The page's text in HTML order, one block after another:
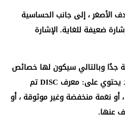
الأصغر ، إلى جانب الحساسية
ضعيفة للغاية. الإشارة
جدًا وبالتالي سيكون لها خصائص
متشابهة. هذا يعني أنه قد يحتوي على: معرف DISC تم
أو نغمة منخفضة وغير موثوقة ، أو
عنها.